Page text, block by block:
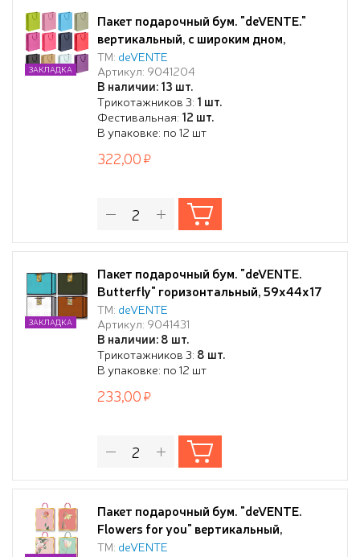
Пакет подарочный бум. "deVENTE."
вертикальный, с широким дном,
36x54x30 см, ассорти 12 цветов
ТМ: deVENTE
Артикул: 9041204
В наличии: 13 шт.
Трикотажников 3: 1 шт.
Фестивальная: 12 шт.
В упаковке: по 12 шт
ЗАКЛАДКА
322,00
Пакет подарочный бум. "deVENTE.
Butterfly" горизонтальный, 59x44x17
см, бумага 210 г/м², ассорти 4 дизайна
ТМ: deVENTE
Артикул: 9041431
В наличии: 8 шт.
Трикотажников 3: 8 шт.
В упаковке: по 12 шт
ЗАКЛАДКА
233,00
Пакет подарочный бум. "deVENTE.
Flowers for you" вертикальный,
26x32x10 см, тиснение фольгой,
ТМ: deVENTE